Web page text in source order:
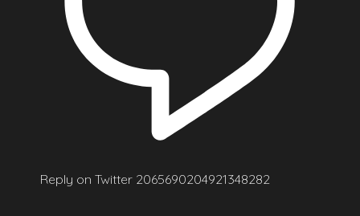
Reply on Twitter 2065690204921348282